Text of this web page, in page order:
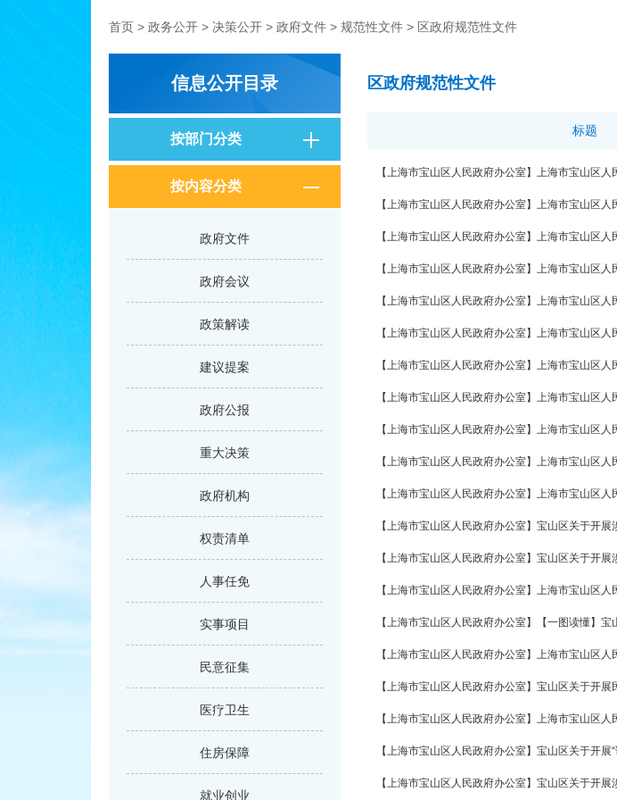
首页 > 政务公开 > 决策公开 > 政府文件 > 规范性文件 > 区政府规范性文件
信息公开目录
按部门分类
按内容分类
政府文件
政府会议
政策解读
建议提案
政府公报
重大决策
政府机构
权责清单
人事任免
实事项目
民意征集
医疗卫生
住房保障
就业创业
区政府规范性文件
标题